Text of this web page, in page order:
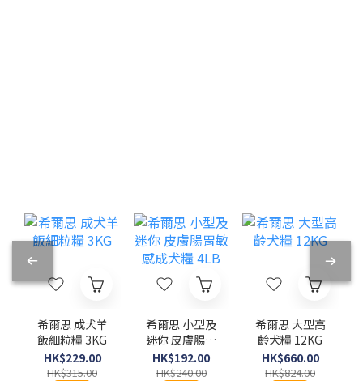
希爾思 成犬羊
飯細粒糧 3KG
HK$229.00
HK$315.00
希爾思 小型及
迷你 皮膚腸胃
敏感成犬糧
4LB
HK$192.00
HK$240.00
希爾思 大型高
齡犬糧 12KG
HK$660.00
HK$824.00